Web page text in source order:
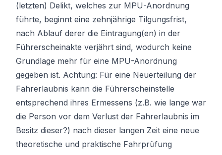
(letzten) Delikt, welches zur MPU-Anordnung
führte, beginnt eine zehnjährige Tilgungsfrist,
nach Ablauf derer die Eintragung(en) in der
Führerscheinakte verjährt sind, wodurch keine
Grundlage mehr für eine MPU-Anordnung
gegeben ist. Achtung: Für eine Neuerteilung der
Fahrerlaubnis kann die Führerscheinstelle
entsprechend ihres Ermessens (z.B. wie lange war
die Person vor dem Verlust der Fahrerlaubnis im
Besitz dieser?) nach dieser langen Zeit eine neue
theoretische und praktische Fahrprüfung